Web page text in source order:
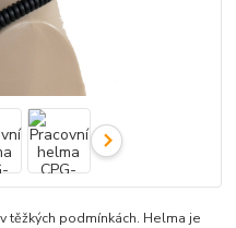
těžkých podmínkách. Helma je